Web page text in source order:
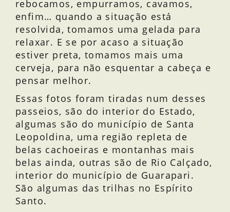
rebocamos, empurramos, cavamos,
enfim… quando a situação está
resolvida, tomamos uma gelada para
relaxar. E se por acaso a situação
estiver preta, tomamos mais uma
cerveja, para não esquentar a cabeça e
pensar melhor.
Essas fotos foram tiradas num desses
passeios, são do interior do Estado,
algumas são do município de Santa
Leopoldina, uma região repleta de
belas cachoeiras e montanhas mais
belas ainda, outras são de Rio Calçado,
interior do município de Guarapari.
São algumas das trilhas no Espírito
Santo.